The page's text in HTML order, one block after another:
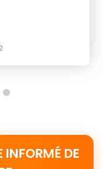
7
INFORMÉ DE